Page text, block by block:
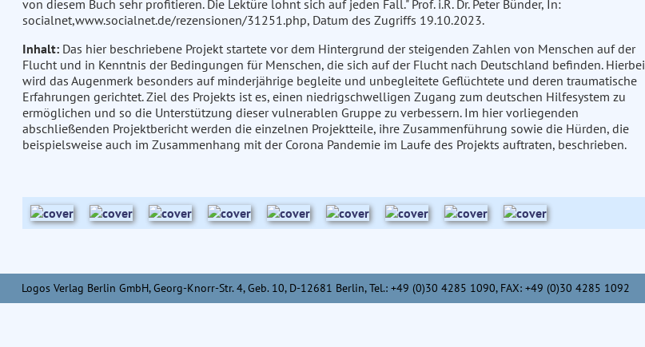
von diesem Buch sehr profitieren. Die Lektüre lohnt sich auf jeden Fall." Prof. i.R. Dr. Peter Bünder, In:
socialnet,www.socialnet.de/rezensionen/31251.php, Datum des Zugriffs 19.10.2023.
Inhalt: Das hier beschriebene Projekt startete vor dem Hintergrund der steigenden Zahlen von Menschen auf der
Flucht und in Kenntnis der Bedingungen für Menschen, die sich auf der Flucht nach Deutschland befinden. Hierbei
wird das Augenmerk besonders auf minderjährige begleite und unbegleitete Geflüchtete und deren traumatische
Erfahrungen gerichtet. Ziel des Projekts ist es, einen niedrigschwelligen Zugang zum deutschen Hilfesystem zu
ermöglichen und so die Unterstützung dieser vulnerablen Gruppe zu verbessern. Im hier vorliegenden
abschließenden Projektbericht werden die einzelnen Projektteile, ihre Zusammenführung sowie die Hürden, die
beispielsweise auch im Zusammenhang mit der Corona Pandemie im Laufe des Projekts auftraten, beschrieben.
Logos Verlag Berlin GmbH, Georg-Knorr-Str. 4, Geb. 10, D-12681 Berlin, Tel.: +49 (0)30 4285 1090, FAX: +49 (0)30 4285 1092